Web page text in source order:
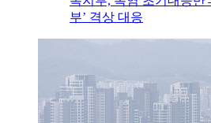
부’ 격상 대응